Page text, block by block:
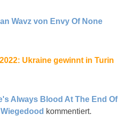
Wavz von Envy Of None
Ukraine gewinnt in Turin
Always Blood At The End Of
kommentiert.